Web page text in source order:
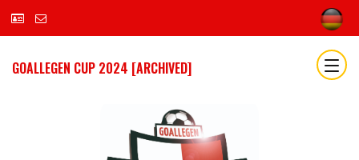
GOALLEGEN CUP 2024 [ARCHIVED]